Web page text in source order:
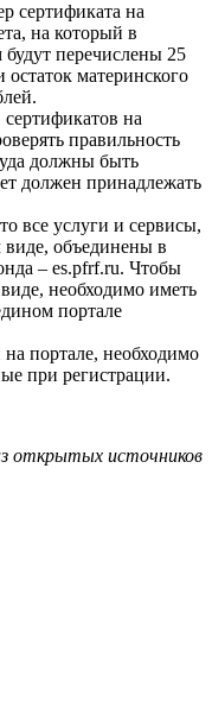
сертификата на
на который в
перечислены 25
материнского
на
правильность
должны быть
должен принадлежать
все услуги и сервисы,
объединены в
– es.pfrf.ru. Чтобы
необходимо иметь
портале
портале, необходимо
при регистрации.
открытых источников